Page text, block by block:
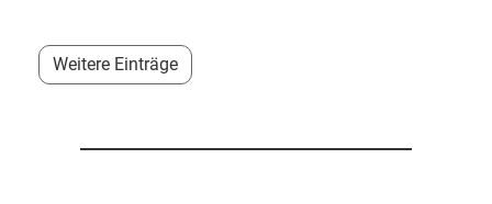
Weitere Einträge